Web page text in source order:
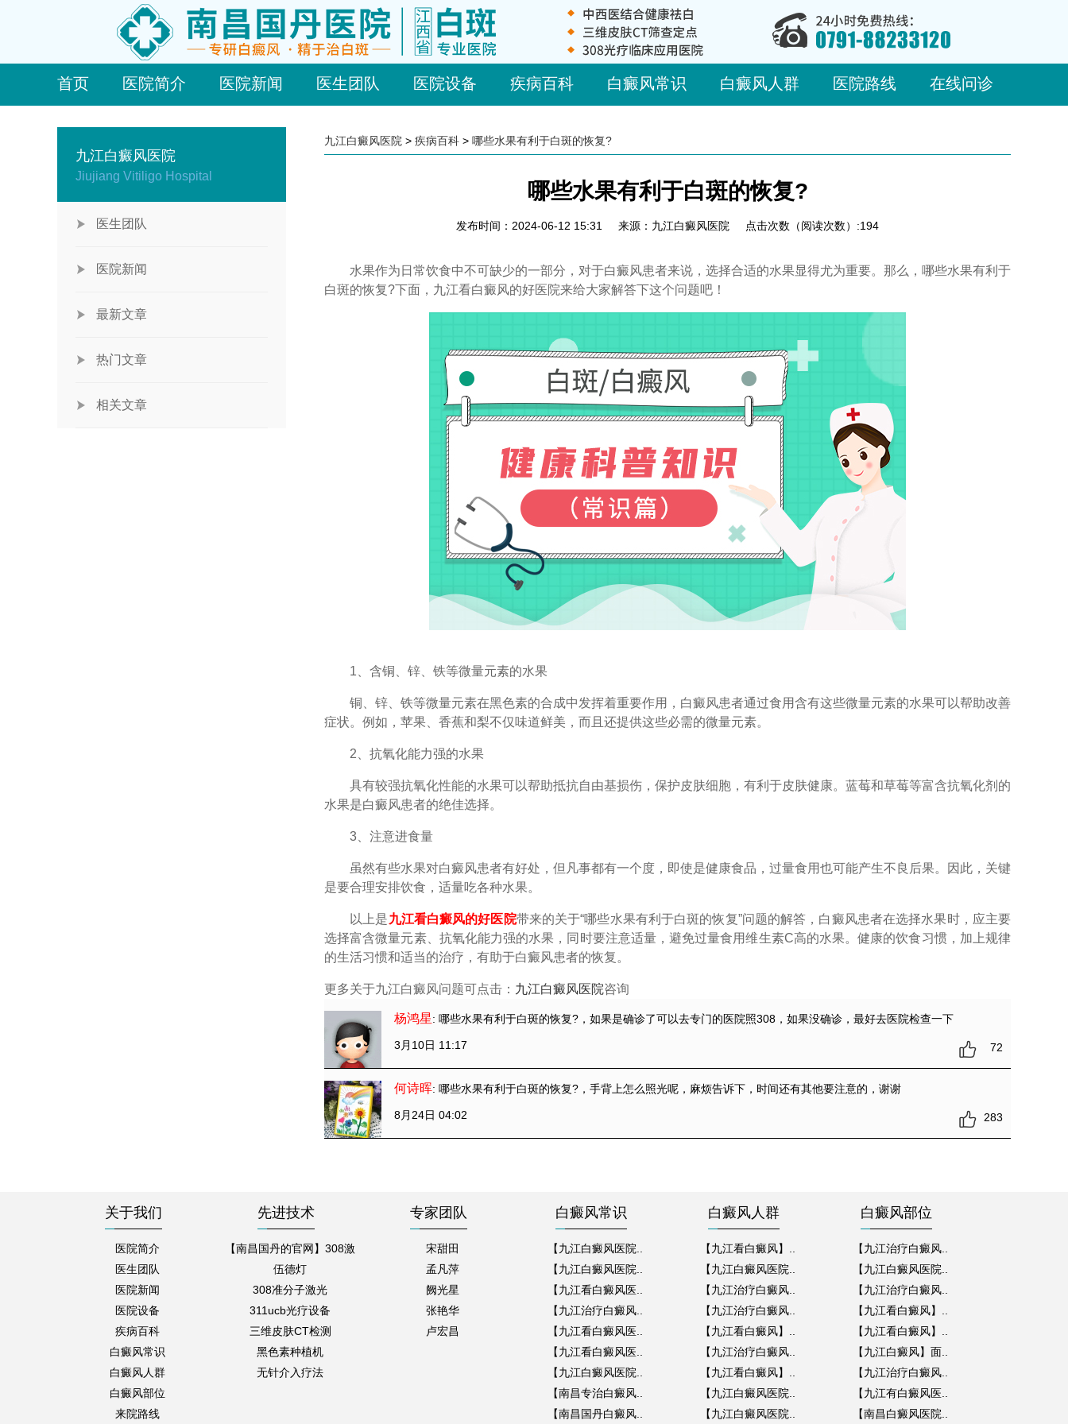
首页 医院简介 医院新闻 医生团队 医院设备 疾病百科 白癜风常识 白癜风人群 医院路线 在线问诊
九江白癜风医院
Jiujiang Vitiligo Hospital
医生团队
医院新闻
最新文章
热门文章
相关文章
九江白癜风医院 > 疾病百科 > 哪些水果有利于白斑的恢复?
哪些水果有利于白斑的恢复?
发布时间：2024-06-12 15:31 来源：九江白癜风医院 点击次数（阅读次数）:194
水果作为日常饮食中不可缺少的一部分，对于白癜风患者来说，选择合适的水果显得尤为重要。那么，哪些水果有利于
白斑的恢复?下面，九江看白癜风的好医院来给大家解答下这个问题吧！
1、含铜、锌、铁等微量元素的水果
铜、锌、铁等微量元素在黑色素的合成中发挥着重要作用，白癜风患者通过食用含有这些微量元素的水果可以帮助改善
症状。例如，苹果、香蕉和梨不仅味道鲜美，而且还提供这些必需的微量元素。
2、抗氧化能力强的水果
具有较强抗氧化性能的水果可以帮助抵抗自由基损伤，保护皮肤细胞，有利于皮肤健康。蓝莓和草莓等富含抗氧化剂的
水果是白癜风患者的绝佳选择。
3、注意进食量
虽然有些水果对白癜风患者有好处，但凡事都有一个度，即使是健康食品，过量食用也可能产生不良后果。因此，关键
是要合理安排饮食，适量吃各种水果。
以上是九江看白癜风的好医院带来的关于“哪些水果有利于白斑的恢复”问题的解答，白癜风患者在选择水果时，应主要
选择富含微量元素、抗氧化能力强的水果，同时要注意适量，避免过量食用维生素C高的水果。健康的饮食习惯，加上规律
的生活习惯和适当的治疗，有助于白癜风患者的恢复。
更多关于九江白癜风问题可点击： 九江白癜风医院咨询
杨鸿星: 哪些水果有利于白斑的恢复? ，如果是确诊了可以去专门的医院照308，如果没确诊，最好去医院检查一下
3月10日 11:17 72
何诗晖: 哪些水果有利于白斑的恢复? ，手背上怎么照光呢，麻烦告诉下，时间还有其他要注意的，谢谢
8月24日 04:02 283
关于我们
医院简介
医生团队
医院新闻
医院设备
疾病百科
白癜风常识
白癜风人群
白癜风部位
来院路线
先进技术
【南昌国丹的官网】308激
伍德灯
308准分子激光
311ucb光疗设备
三维皮肤CT检测
黑色素种植机
无针介入疗法
专家团队
宋甜田
孟凡萍
阙光星
张艳华
卢宏昌
白癜风常识
【九江白癜风医院..
【九江白癜风医院..
【九江看白癜风医..
【九江治疗白癜风..
【九江看白癜风医..
【九江看白癜风医..
【九江白癜风医院..
【南昌专治白癜风..
【南昌国丹白癜风..
白癜风人群
【九江看白癜风】..
【九江白癜风医院..
【九江治疗白癜风..
【九江治疗白癜风..
【九江看白癜风】..
【九江治疗白癜风..
【九江看白癜风】..
【九江白癜风医院..
【九江白癜风医院..
白癜风部位
【九江治疗白癜风..
【九江白癜风医院..
【九江治疗白癜风..
【九江看白癜风】..
【九江看白癜风】..
【九江白癜风】面..
【九江治疗白癜风..
【九江有白癜风医..
【南昌白癜风医院..